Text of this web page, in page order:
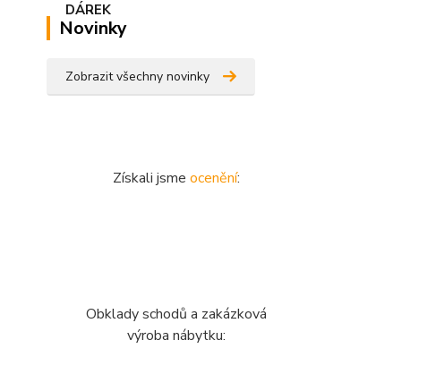
Novinky
Zobrazit všechny novinky
Získali jsme ocenění:
Obklady schodů a zakázková
výroba nábytku: